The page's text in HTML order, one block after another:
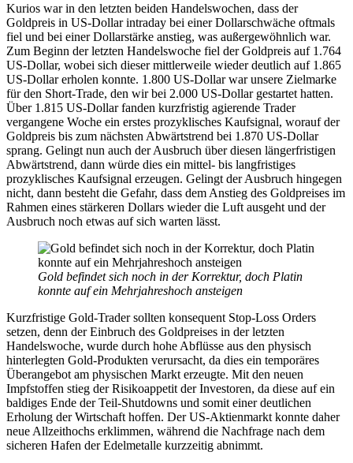
Kurios war in den letzten beiden Handelswochen, dass der
Goldpreis in US-Dollar intraday bei einer Dollarschwäche oftmals
fiel und bei einer Dollarstärke anstieg, was außergewöhnlich war.
Zum Beginn der letzten Handelswoche fiel der Goldpreis auf 1.764
US-Dollar, wobei sich dieser mittlerweile wieder deutlich auf 1.865
US-Dollar erholen konnte. 1.800 US-Dollar war unsere Zielmarke
für den Short-Trade, den wir bei 2.000 US-Dollar gestartet hatten.
Über 1.815 US-Dollar fanden kurzfristig agierende Trader
vergangene Woche ein erstes prozyklisches Kaufsignal, worauf der
Goldpreis bis zum nächsten Abwärtstrend bei 1.870 US-Dollar
sprang. Gelingt nun auch der Ausbruch über diesen längerfristigen
Abwärtstrend, dann würde dies ein mittel- bis langfristiges
prozyklisches Kaufsignal erzeugen. Gelingt der Ausbruch hingegen
nicht, dann besteht die Gefahr, dass dem Anstieg des Goldpreises im
Rahmen eines stärkeren Dollars wieder die Luft ausgeht und der
Ausbruch noch etwas auf sich warten lässt.
Gold befindet sich noch in der Korrektur, doch Platin
konnte auf ein Mehrjahreshoch ansteigen
Kurzfristige Gold-Trader sollten konsequent Stop-Loss Orders
setzen, denn der Einbruch des Goldpreises in der letzten
Handelswoche, wurde durch hohe Abflüsse aus den physisch
hinterlegten Gold-Produkten verursacht, da dies ein temporäres
Überangebot am physischen Markt erzeugte. Mit den neuen
Impfstoffen stieg der Risikoappetit der Investoren, da diese auf ein
baldiges Ende der Teil-Shutdowns und somit einer deutlichen
Erholung der Wirtschaft hoffen. Der US-Aktienmarkt konnte daher
neue Allzeithochs erklimmen, während die Nachfrage nach dem
sicheren Hafen der Edelmetalle kurzzeitig abnimmt.